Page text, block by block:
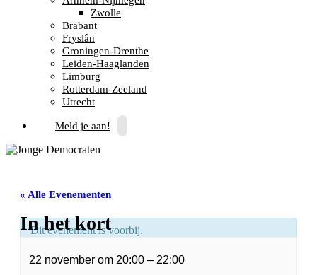
Zwolle
Brabant
Fryslân
Groningen-Drenthe
Leiden-Haaglanden
Limburg
Rotterdam-Zeeland
Utrecht
Meld je aan!
« Alle Evenementen
Dit evenement is voorbij.
In het kort
22 november om 20:00 – 22:00